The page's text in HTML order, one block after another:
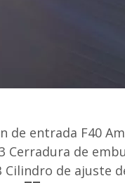
de entrada F40
Cerradura de
Cilindro de ajuste